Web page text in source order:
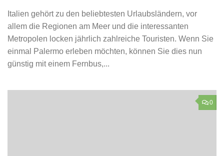
Italien gehört zu den beliebtesten Urlaubsländern, vor
allem die Regionen am Meer und die interessanten
Metropolen locken jährlich zahlreiche Touristen. Wenn Sie
einmal Palermo erleben möchten, können Sie dies nun
günstig mit einem Fernbus,...
0